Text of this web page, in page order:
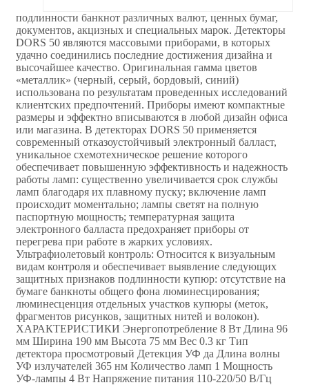
подлинности банкнот различных валют, ценных бумаг,
документов, акцизных и специальных марок. Детекторы
DORS 50 являются массовыми приборами, в которых
удачно соединились последние достижения дизайна и
высочайшее качество. Оригинальная гамма цветов
«металлик» (черный, серый, бордовый, синий)
использована по результатам проведенных исследований
клиентских предпочтений. Приборы имеют компактные
размеры и эффектно вписываются в любой дизайн офиса
или магазина. В детекторах DORS 50 применяется
современный отказоустойчивый электронный балласт,
уникальное схемотехническое решение которого
обеспечивает повышенную эффективность и надежность
работы ламп: существенно увеличивается срок службы
ламп благодаря их плавному пуску; включение ламп
происходит моментально; лампы светят на полную
паспортную мощность; температурная защита
электронного балласта предохраняет приборы от
перегрева при работе в жарких условиях.
Ультрафиолетовый контроль: Относится к визуальным
видам контроля и обеспечивает выявление следующих
защитных признаков подлинности купюр: отсутствие на
бумаге банкноты общего фона люминесцирования;
люминесценция отдельных участков купюры (меток,
фрагментов рисунков, защитных нитей и волокон).
ХАРАКТЕРИСТИКИ Энергопотребление 8 Вт Длина 96
мм Ширина 190 мм Высота 75 мм Вес 0.3 кг Тип
детектора просмотровый Детекция УФ да Длина волны
УФ излучателей 365 нм Количество ламп 1 Мощность
УФ-лампы 4 Вт Напряжение питания 110-220/50 В/Гц